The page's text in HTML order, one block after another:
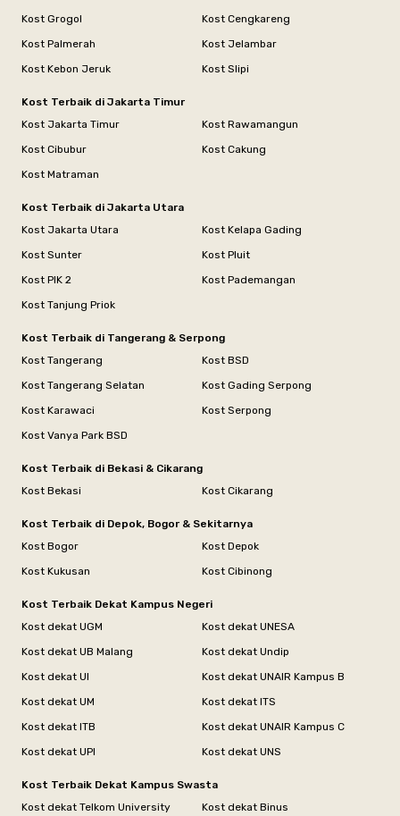
Kost Grogol
Kost Cengkareng
Kost Palmerah
Kost Jelambar
Kost Kebon Jeruk
Kost Slipi
Kost Terbaik di Jakarta Timur
Kost Jakarta Timur
Kost Rawamangun
Kost Cibubur
Kost Cakung
Kost Matraman
Kost Terbaik di Jakarta Utara
Kost Jakarta Utara
Kost Kelapa Gading
Kost Sunter
Kost Pluit
Kost PIK 2
Kost Pademangan
Kost Tanjung Priok
Kost Terbaik di Tangerang & Serpong
Kost Tangerang
Kost BSD
Kost Tangerang Selatan
Kost Gading Serpong
Kost Karawaci
Kost Serpong
Kost Vanya Park BSD
Kost Terbaik di Bekasi & Cikarang
Kost Bekasi
Kost Cikarang
Kost Terbaik di Depok, Bogor & Sekitarnya
Kost Bogor
Kost Depok
Kost Kukusan
Kost Cibinong
Kost Terbaik Dekat Kampus Negeri
Kost dekat UGM
Kost dekat UNESA
Kost dekat UB Malang
Kost dekat Undip
Kost dekat UI
Kost dekat UNAIR Kampus B
Kost dekat UM
Kost dekat ITS
Kost dekat ITB
Kost dekat UNAIR Kampus C
Kost dekat UPI
Kost dekat UNS
Kost Terbaik Dekat Kampus Swasta
Kost dekat Telkom University
Kost dekat Binus